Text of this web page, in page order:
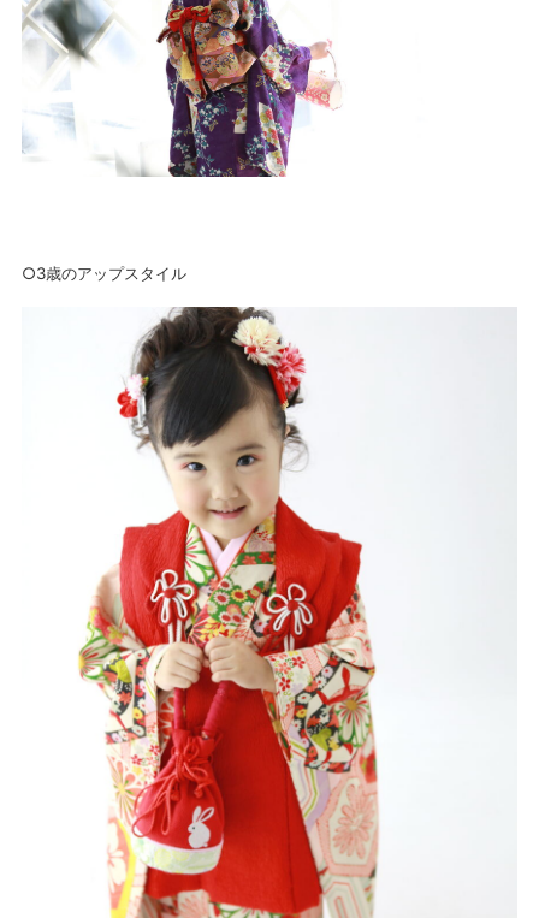
○3歳のアップスタイル